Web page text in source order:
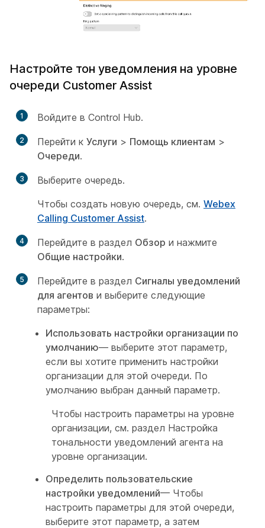
Настройте тон уведомления на уровне
очереди Customer Assist
1 Войдите в Control Hub.
2 Перейти к Услуги > Помощь клиентам >
Очереди.
3
Выберите очередь.
Чтобы создать новую очередь, см. Webex
Calling Customer Assist.
4 Перейдите в раздел Обзор и нажмите
Общие настройки.
5 Перейдите в раздел Сигналы уведомлений
для агентов и выберите следующие
параметры:
Использовать настройки организации по
умолчанию— выберите этот параметр,
если вы хотите применить настройки
организации для этой очереди. По
умолчанию выбран данный параметр.
Чтобы настроить параметры на уровне
организации, см. раздел Настройка
тональности уведомлений агента на
уровне организации.
Определить пользовательские
настройки уведомлений— Чтобы
настроить параметры для этой очереди,
выберите этот параметр, а затем